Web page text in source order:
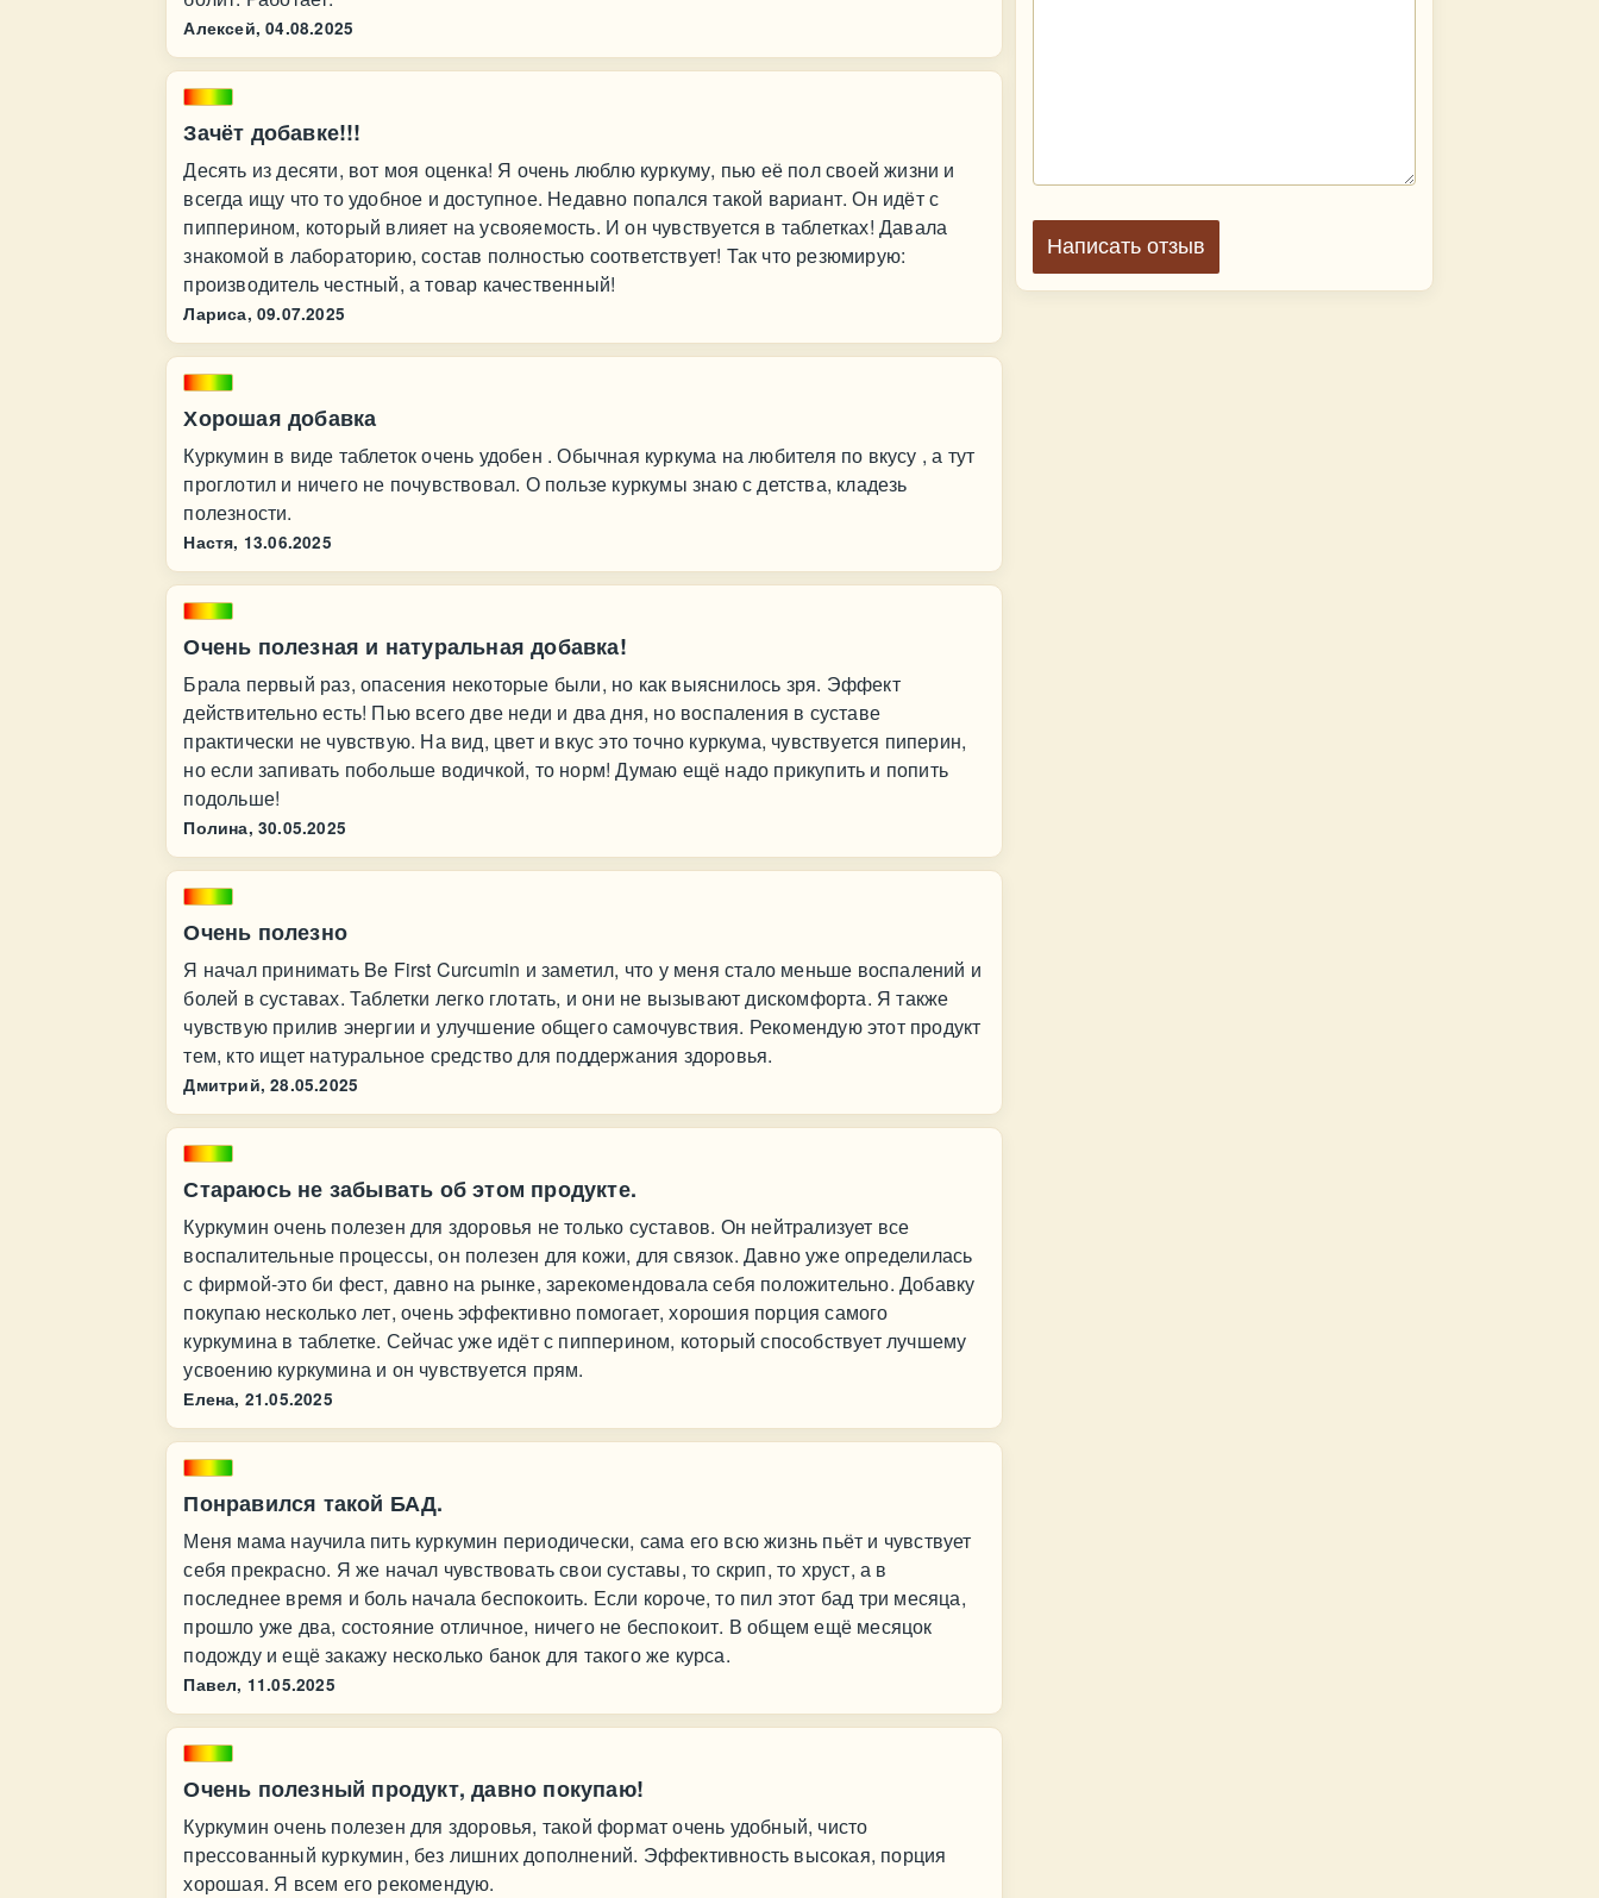
Алексей, 04.08.2025
Зачёт добавке!!!
Десять из десяти, вот моя оценка! Я очень люблю куркуму, пью её пол своей жизни и
всегда ищу что то удобное и доступное. Недавно попался такой вариант. Он идёт с
пипперином, который влияет на усвояемость. И он чувствуется в таблетках! Давала
знакомой в лабораторию, состав полностью соответствует! Так что резюмирую:
производитель честный, а товар качественный!
Лариса, 09.07.2025
Хорошая добавка
Куркумин в виде таблеток очень удобен . Обычная куркума на любителя по вкусу , а тут
проглотил и ничего не почувствовал. О пользе куркумы знаю с детства, кладезь
полезности.
Настя, 13.06.2025
Очень полезная и натуральная добавка!
Брала первый раз, опасения некоторые были, но как выяснилось зря. Эффект
действительно есть! Пью всего две неди и два дня, но воспаления в суставе
практически не чувствую. На вид, цвет и вкус это точно куркума, чувствуется пиперин,
но если запивать побольше водичкой, то норм! Думаю ещё надо прикупить и попить
подольше!
Полина, 30.05.2025
Очень полезно
Я начал принимать Be First Curcumin и заметил, что у меня стало меньше воспалений и
болей в суставах. Таблетки легко глотать, и они не вызывают дискомфорта. Я также
чувствую прилив энергии и улучшение общего самочувствия. Рекомендую этот продукт
тем, кто ищет натуральное средство для поддержания здоровья.
Дмитрий, 28.05.2025
Стараюсь не забывать об этом продукте.
Куркумин очень полезен для здоровья не только суставов. Он нейтрализует все
воспалительные процессы, он полезен для кожи, для связок. Давно уже определилась
с фирмой-это би фест, давно на рынке, зарекомендовала себя положительно. Добавку
покупаю несколько лет, очень эффективно помогает, хорошия порция самого
куркумина в таблетке. Сейчас уже идёт с пипперином, который способствует лучшему
усвоению куркумина и он чувствуется прям.
Елена, 21.05.2025
Понравился такой БАД.
Меня мама научила пить куркумин периодически, сама его всю жизнь пьёт и чувствует
себя прекрасно. Я же начал чувствовать свои суставы, то скрип, то хруст, а в
последнее время и боль начала беспокоить. Если короче, то пил этот бад три месяца,
прошло уже два, состояние отличное, ничего не беспокоит. В общем ещё месяцок
подожду и ещё закажу несколько банок для такого же курса.
Павел, 11.05.2025
Очень полезный продукт, давно покупаю!
Куркумин очень полезен для здоровья, такой формат очень удобный, чисто
прессованный куркумин, без лишних дополнений. Эффективность высокая, порция
хорошая. Я всем его рекомендую.
Написать отзыв